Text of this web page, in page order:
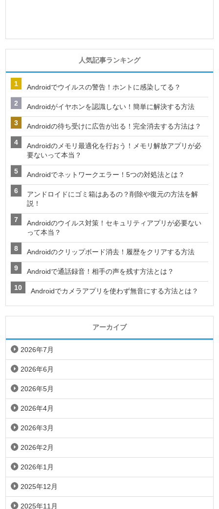
人気記事ランキング
Androidでウイルスの警告！ホントに感染してる？
Androidがイヤホンを認識しない！簡単に解決する方法
Androidの待ち受けに広告が出る！完全消去する方法は？
Androidのメモリ最適化を行おう！メモリ解放アプリが必
要ないって本当？
Androidでネットワークエラー！5つの対処法とは？
アンドロイドにゴミ箱はあるの？削除や復元の方法を解
説！
Androidのウイルス対策！セキュリティアプリが必要ない
って本当？
Androidのクリップボード消去！履歴をクリアする方法
Androidで通話録音！相手の声を残す方法とは？
Androidでカメラアプリを使わず無音にする方法とは？
アーカイブ
2026年7月
2026年6月
2026年5月
2026年4月
2026年3月
2026年2月
2026年1月
2025年12月
2025年11月